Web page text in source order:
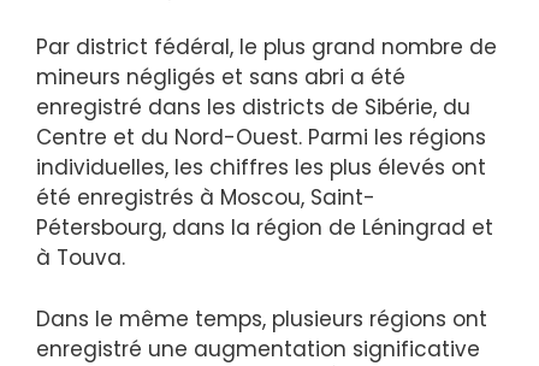
Par district fédéral, le plus grand nombre de
mineurs négligés et sans abri a été
enregistré dans les districts de Sibérie, du
Centre et du Nord-Ouest. Parmi les régions
individuelles, les chiffres les plus élevés ont
été enregistrés à Moscou, Saint-
Pétersbourg, dans la région de Léningrad et
à Touva.
Dans le même temps, plusieurs régions ont
enregistré une augmentation significative